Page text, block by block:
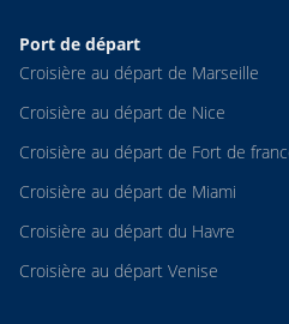
Port de départ
Croisière au départ de Marseille
Croisière au départ de Nice
Croisière au départ de Fort de
Croisière au départ de Miami
Croisière au départ du Havre
Croisière au départ Venise